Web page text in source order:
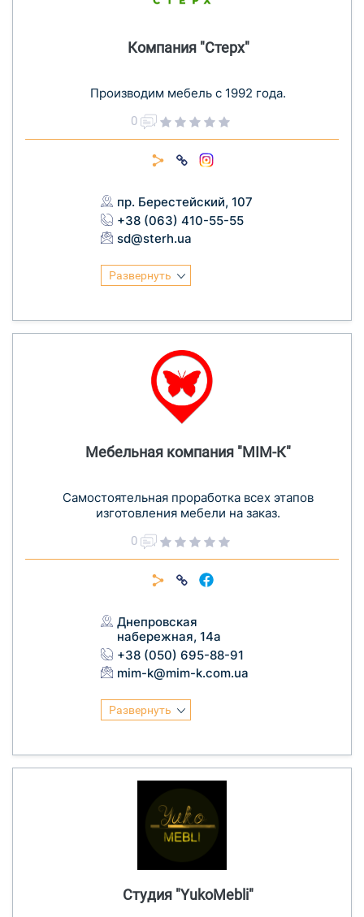
Компания "Стерх"
Производим мебель с 1992 года.
0
пр. Берестейский, 107
+38 (063) 410-55-55
sd@sterh.ua
Развернуть
Мебельная компания "МІМ-К"
Cамостоятельная проработка всех этапов
изготовления мебели на заказ.
0
Днепровская
набережная, 14а
+38 (050) 695-88-91
mim-k@mim-k.com.ua
Развернуть
Студия "YukoMebli"